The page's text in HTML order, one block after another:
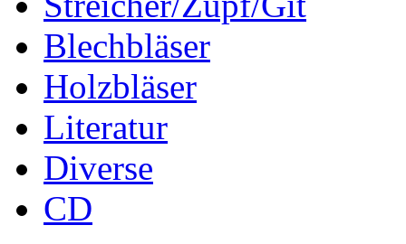
Blechbläser
Holzbläser
Literatur
Diverse
CD